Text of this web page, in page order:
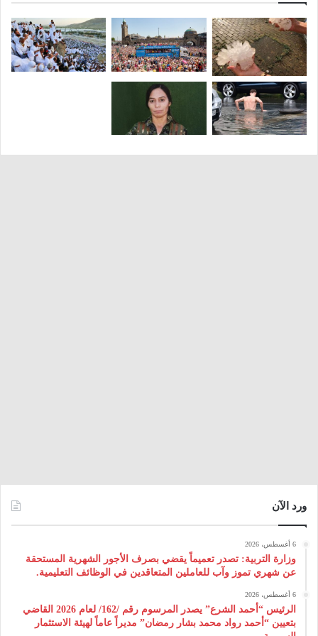
ورد الآن
6 أغسطس، 2026
وزارة التربية: تصدر تعميماً يقضي بصرف الأجور الشهرية المستحقة
عن شهري تموز وآب للعاملين المتعاقدين في الوظائف التعليمية.
6 أغسطس، 2026
الرئيس “أحمد الشرع” يصدر المرسوم رقم /162/ لعام 2026 ‌القاضي
بتعيين “أحمد رواد محمد بشار رمضان” مديراً عاماً لهيئة ‌الاستثمار